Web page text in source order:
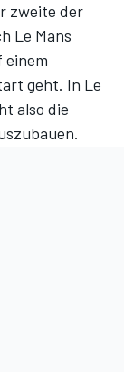
zweite der
Le Mans
einem
geht. In Le
also die